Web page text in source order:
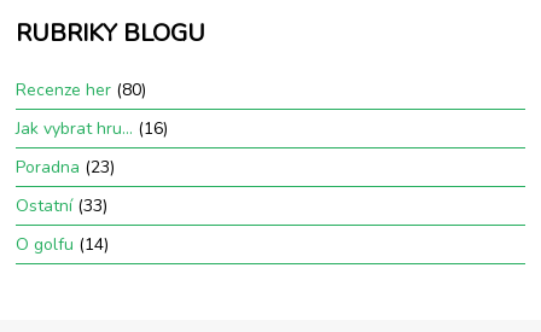
RUBRIKY BLOGU
Recenze her (80)
Jak vybrat hru… (16)
Poradna (23)
Ostatní(33)
O golfu (14)